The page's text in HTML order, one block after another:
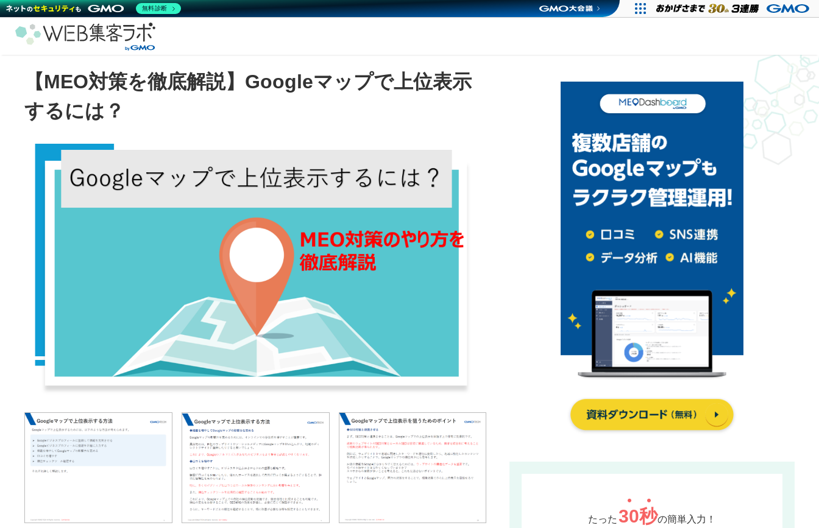
【MEO対策を徹底解説】Googleマップで上位表示
するには？
たった 30秒の簡単入力！
無料診断